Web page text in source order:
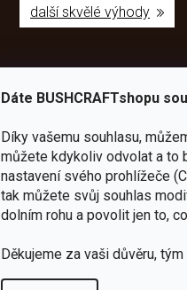
Dáte BUSHCRAFTshopu
Díky vašemu souhlasu,
můžete kdykoliv odvolat a to
nastavení svého prohlížeče
tak můžete svůj souhlas
dolním rohu a povolit jen to,
Děkujeme za vaši důvěru, tým
další skvělé výhody